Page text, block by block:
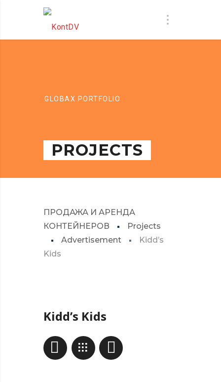
GLOBAX PORTFOLIO
PROJECTS
ПРОДАЖА И АРЕНДА
КОНТЕЙНЕРОВ
Projects
Advertisement
Kidd’s
Kids
Kidd’s Kids